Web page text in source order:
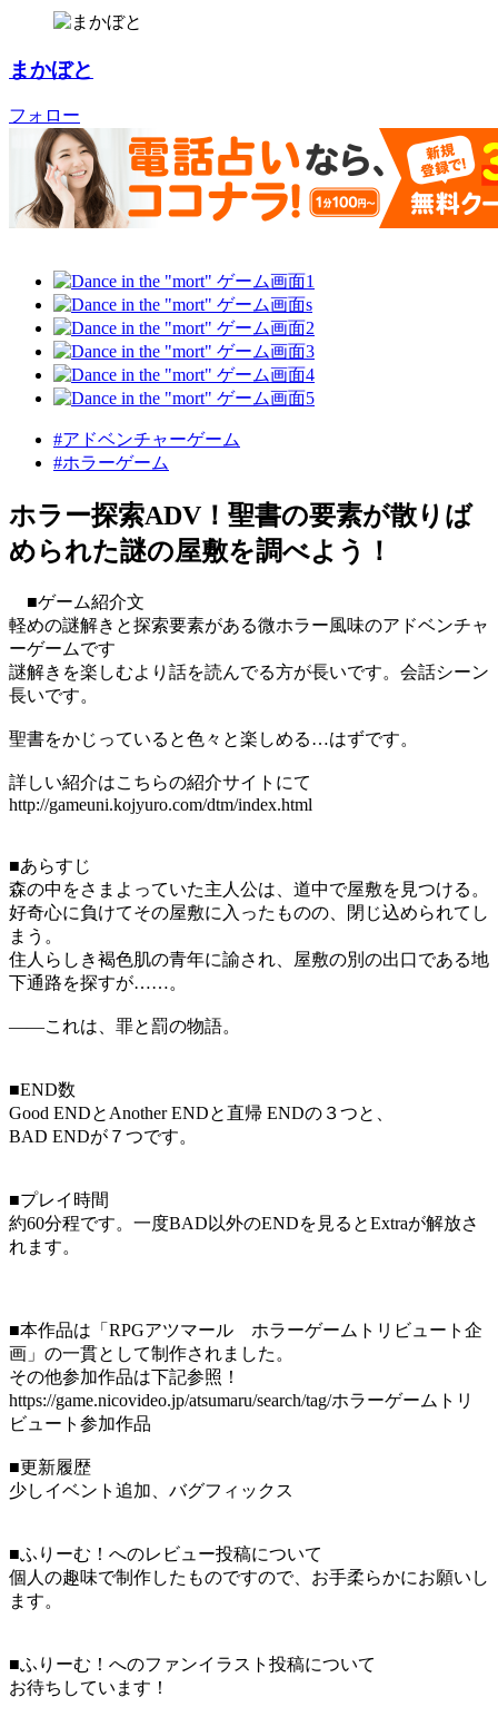
まかぼと
フォロー
#アドベンチャーゲーム
#ホラーゲーム
ホラー探索ADV！聖書の要素が散りば
められた謎の屋敷を調べよう！
■ゲーム紹介文
軽めの謎解きと探索要素がある微ホラー風味のアドベンチャ
ーゲームです
謎解きを楽しむより話を読んでる方が長いです。会話シーン
長いです。
聖書をかじっていると色々と楽しめる…はずです。
詳しい紹介はこちらの紹介サイトにて
http://gameuni.kojyuro.com/dtm/index.html
■あらすじ
森の中をさまよっていた主人公は、道中で屋敷を見つける。
好奇心に負けてその屋敷に入ったものの、閉じ込められてし
まう。
住人らしき褐色肌の青年に諭され、屋敷の別の出口である地
下通路を探すが……。
――これは、罪と罰の物語。
■END数
Good ENDとAnother ENDと直帰 ENDの３つと、
BAD ENDが７つです。
■プレイ時間
約60分程です。一度BAD以外のENDを見るとExtraが解放さ
れます。
■本作品は「RPGアツマール ホラーゲームトリビュート企
画」の一貫として制作されました。
その他参加作品は下記参照！
https://game.nicovideo.jp/atsumaru/search/tag/ホラーゲームトリ
ビュート参加作品
■更新履歴
少しイベント追加、バグフィックス
■ふりーむ！へのレビュー投稿について
個人の趣味で制作したものですので、お手柔らかにお願いし
ます。
■ふりーむ！へのファンイラスト投稿について
お待ちしています！